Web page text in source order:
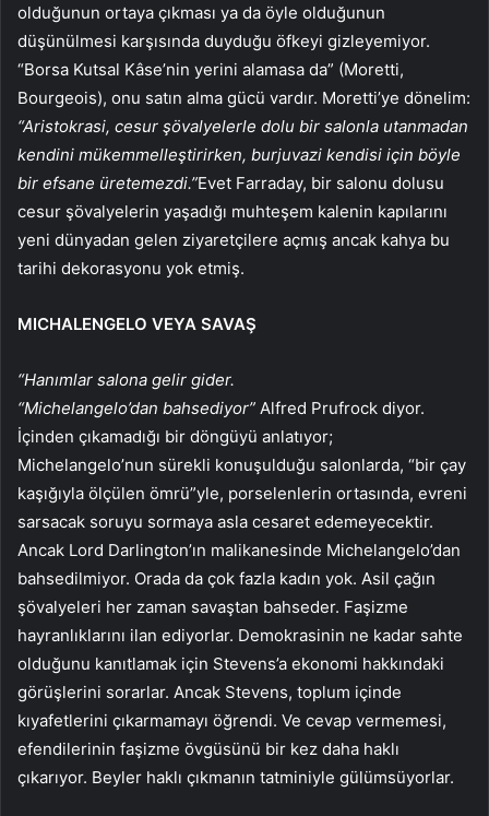
olduğunun ortaya çıkması ya da öyle olduğunun
düşünülmesi karşısında duyduğu öfkeyi gizleyemiyor.
“Borsa Kutsal Kâse’nin yerini alamasa da” (Moretti,
Bourgeois), onu satın alma gücü vardır. Moretti’ye dönelim:
“Aristokrasi, cesur şövalyelerle dolu bir salonla utanmadan
kendini mükemmelleştirirken, burjuvazi kendisi için böyle
bir efsane üretemezdi.”Evet Farraday, bir salonu dolusu
cesur şövalyelerin yaşadığı muhteşem kalenin kapılarını
yeni dünyadan gelen ziyaretçilere açmış ancak kahya bu
tarihi dekorasyonu yok etmiş.
MICHALENGELO VEYA SAVAŞ
“Hanımlar salona gelir gider.
“Michelangelo’dan bahsediyor” Alfred Prufrock diyor.
İçinden çıkamadığı bir döngüyü anlatıyor;
Michelangelo’nun sürekli konuşulduğu salonlarda, “bir çay
kaşığıyla ölçülen ömrü”yle, porselenlerin ortasında, evreni
sarsacak soruyu sormaya asla cesaret edemeyecektir.
Ancak Lord Darlington’ın malikanesinde Michelangelo’dan
bahsedilmiyor. Orada da çok fazla kadın yok. Asil çağın
şövalyeleri her zaman savaştan bahseder. Faşizme
hayranlıklarını ilan ediyorlar. Demokrasinin ne kadar sahte
olduğunu kanıtlamak için Stevens’a ekonomi hakkındaki
görüşlerini sorarlar. Ancak Stevens, toplum içinde
kıyafetlerini çıkarmamayı öğrendi. Ve cevap vermemesi,
efendilerinin faşizme övgüsünü bir kez daha haklı
çıkarıyor. Beyler haklı çıkmanın tatminiyle gülümsüyorlar.